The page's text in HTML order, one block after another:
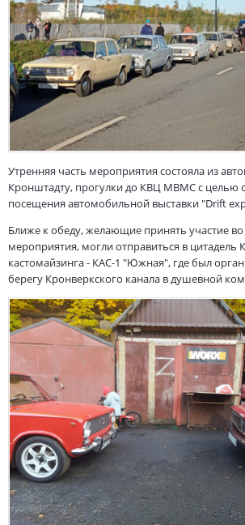
Утренняя часть мероприятия состояла из
Кронштадту, прогулки до КВЦ МВМС с целью
посещения автомобильной выставки "Drift
Ближе к обеду, желающие принять участие во
мероприятия, могли отправиться в цитадель
кастомайзинга - КАС-1 "Южная", где был
берегу Кронверкского канала в душевной